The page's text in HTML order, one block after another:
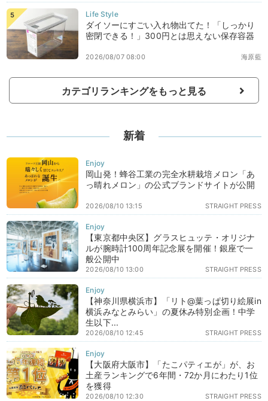
ダイソーにすごい入れ物出てた！「しっかり
密閉できる！」300円とは思えない保存容器
海原藍
2026/08/07 08:00
カテゴリランキングをもっと見る
新着
岡山発！蜂谷工業の完全水耕栽培メロン「あ
っ晴れメロン」の公式ブランドサイトが公開
STRAIGHT PRESS
2026/08/10 13:15
【東京都中央区】グラスヒュッテ・オリジナ
ルが腕時計100周年記念展を開催！銀座で一
般公開中
STRAIGHT PRESS
2026/08/10 13:00
【神奈川県横浜市】「リト@葉っぱ切り絵展in
横浜みなとみらい」の夏休み特別企画！中学
生以下...
STRAIGHT PRESS
2026/08/10 12:45
【大阪府大阪市】「たこパティエが」が、お
土産ランキングで6年間・72か月にわたり1位
を獲得
STRAIGHT PRESS
2026/08/10 12:30